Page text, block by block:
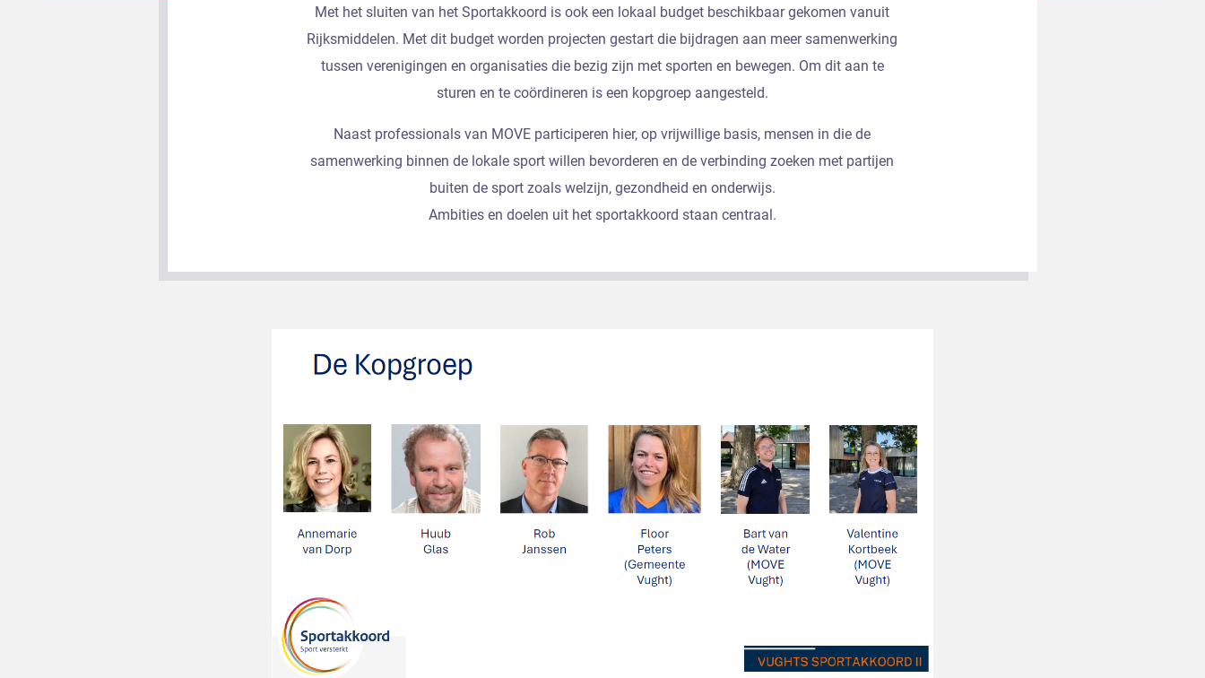
Met het sluiten van het Sportakkoord is ook een lokaal budget beschikbaar gekomen vanuit
Rijksmiddelen. Met dit budget worden projecten gestart die bijdragen aan meer samenwerking
tussen verenigingen en organisaties die bezig zijn met sporten en bewegen. Om dit aan te
sturen en te coördineren is een kopgroep aangesteld.
Naast professionals van MOVE participeren hier, op vrijwillige basis, mensen in die de
samenwerking binnen de lokale sport willen bevorderen en de verbinding zoeken met partijen
buiten de sport zoals welzijn, gezondheid en onderwijs.
Ambities en doelen uit het sportakkoord staan centraal.
De Kopgroep Sportakkoord
De kopgroep bestaat uit de volgende personen:
Annemarie van Dorp
Huub Glas
Floor Peters (Gemeente Vught)
Bart van de Water (MOVE Vught)
Valentine Kortbeek (MOVE Vught)